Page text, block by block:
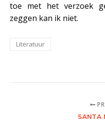
toe met het verzoek
zeggen kan ik niet.
Literatuur
SANTA